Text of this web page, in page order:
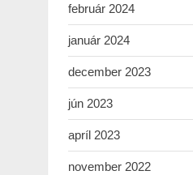
február 2024
január 2024
december 2023
jún 2023
apríl 2023
november 2022